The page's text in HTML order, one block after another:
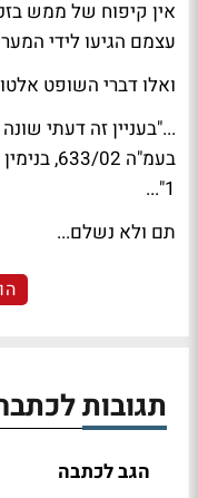
אין קיפוח של ממש
עצמם הגיעו לידי
ואלו דברי השופט
..."בעניין זה דעתי
בעמ"ה
1"...
תם ולא נשלם...
תגובות
הגב לכתבה